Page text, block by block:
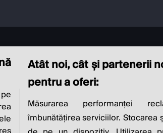
Atât noi, cât și partenerii
pentru a oferi:
Măsurarea performanței
îmbunătățirea serviciilor.